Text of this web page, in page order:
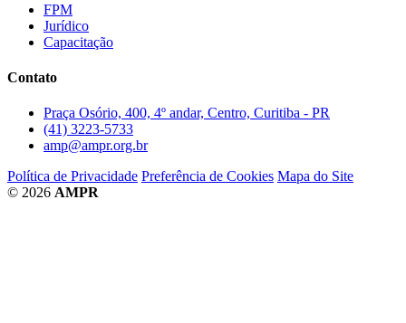
FPM
Jurídico
Capacitação
Contato
Praça Osório, 400, 4º andar, Centro, Curitiba - PR
(41) 3223-5733
amp@ampr.org.br
Política de Privacidade Preferência de Cookies Mapa do Site
© 2026 AMPR